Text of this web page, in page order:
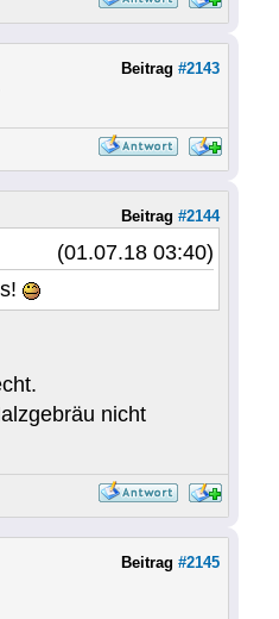
Beitrag #2143
Beitrag #2144
(01.07.18 03:40)
nicht
Beitrag #2145